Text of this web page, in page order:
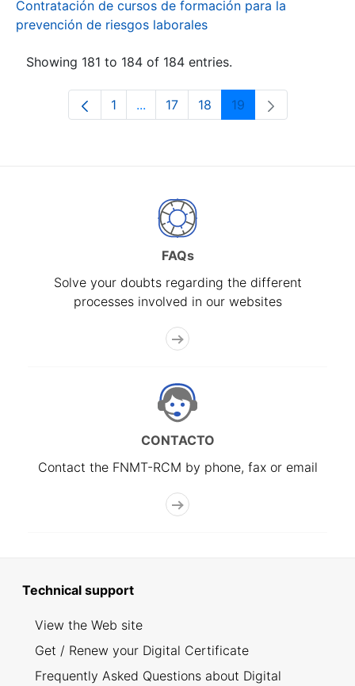
Contratación de cursos de formación para la
prevención de riesgos laborales
Showing 181 to 184 of 184 entries.
Page
1 ...Intermediate Pages Use TAB to
Page
17 Page
18 Page
19
FAQs
Solve your doubts regarding the different
processes involved in our websites
CONTACTO
Contact the FNMT-RCM by phone, fax or email
Technical support
View the Web site
Get / Renew your Digital Certificate
Frequently Asked Questions about Digital